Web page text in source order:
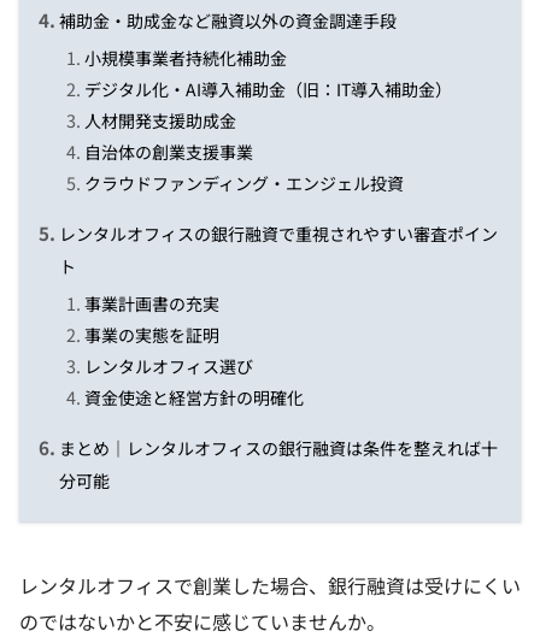
補助金・助成金など融資以外の資金調達手段
小規模事業者持続化補助金
デジタル化・AI導入補助金（旧：IT導入補助金）
人材開発支援助成金
自治体の創業支援事業
クラウドファンディング・エンジェル投資
レンタルオフィスの銀行融資で重視されやすい審査ポイン
ト
事業計画書の充実
事業の実態を証明
レンタルオフィス選び
資金使途と経営方針の明確化
まとめ｜レンタルオフィスの銀行融資は条件を整えれば十
分可能
レンタルオフィスで創業した場合、銀行融資は受けにくい
のではないかと不安に感じていませんか。